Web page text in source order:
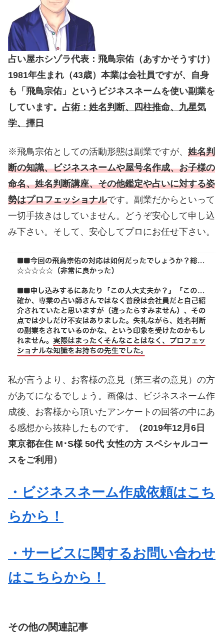
占い屋ホシゾラ代表：飛鳥宗佑（あすかそうすけ）
1981年生まれ（43歳）本業は会社員ですが、自身
も「飛鳥宗佑」というビジネスネームを使い副業を
しています。 占術：姓名判断、四柱推命、九星気
学、擇日
※飛鳥宗佑としての活動形態は副業ですが、 姓名判
断の知識、ビジネスネームや屋号名作成、お子様の
命名、姓名判断講座、その他鑑定や占いに対する姿
勢はプロフェッショナルです。副業だからといって
一切手抜きはしていません。どうぞ安心して申し込
み下さい。そして、安心してプロにお任せ下さい。
私が言うより、お客様の意見（第三者の意見）の方
があてになるでしょう。画像は、ビジネスネーム作
成後、お客様から頂いたアンケートの回答の中にあ
る感想から抜粋したものです。
（2019年12月6日
東京都在住 M･S様 50代 女性の方 スペシャルコー
スをご利用）
・ビジネスネーム作成依頼はこち
らから！
・サービスに関するお問い合わせ
はこちらから！
その他の関連記事